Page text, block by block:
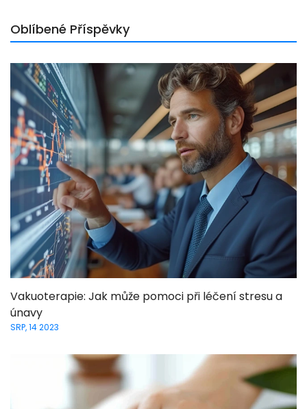
Oblíbené Příspěvky
Vakuoterapie: Jak může pomoci při léčení stresu a
únavy
SRP, 14 2023